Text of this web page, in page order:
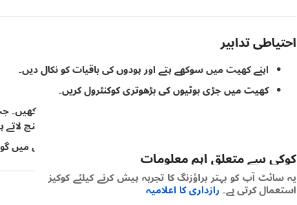
احتیاطی تدابیر
اپنے کھیت میں سوکھے پتے اور پودوں کی باقیات کو نکال دیں۔
کھیت میں جڑی بوٹیوں کی بڑھوتری کوکنٹرول کریں۔
پودوں کو جلدی کاشت کریں اور پٹڑیوں کی چوڑائی زیادہ
کروجیفرس جیسے پودے لگائیں۔ یہ پودے ان کیڑوں کو کھینچ لاتے
آخر میں، جب کیڑے بالغ ہونے سے پہلے ٹریپ کراپ کو زمین میں
کوکی سے متعلق اہم معلومات
یہ سائٹ آپ کو بہتر براؤزنگ کا تجربہ پیش کرنے کیلئے کوکیز
استعمال کرتی ہے۔ رازداری کا اعلامیہ